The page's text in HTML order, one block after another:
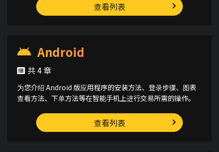
查看列表
Android
共 4 章
为您介绍 Android 版应用程序的安装方法、登录步骤、图表
查看方法、下单方法等在智能手机上进行交易所需的操作。
查看列表